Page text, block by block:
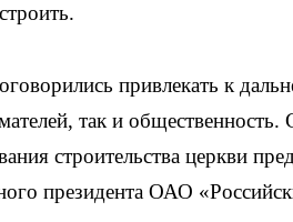
привлекать к
так и
строительства церкви
президента ОАО